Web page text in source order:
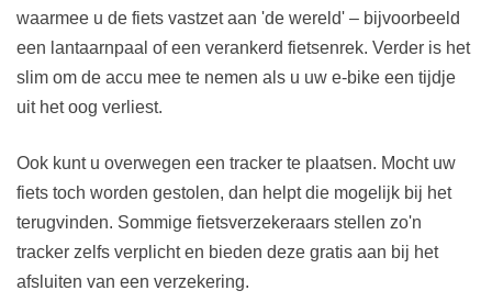
waarmee u de fiets vastzet aan 'de wereld' – bijvoorbeeld
een lantaarnpaal of een verankerd fietsenrek. Verder is het
slim om de accu mee te nemen als u uw e-bike een tijdje
uit het oog verliest.
Ook kunt u overwegen een tracker te plaatsen. Mocht uw
fiets toch worden gestolen, dan helpt die mogelijk bij het
terugvinden. Sommige fietsverzekeraars stellen zo'n
tracker zelfs verplicht en bieden deze gratis aan bij het
afsluiten van een verzekering.